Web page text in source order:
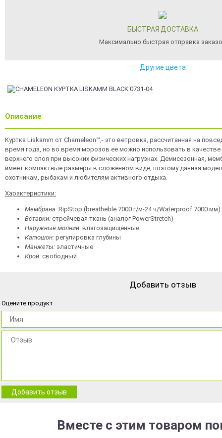
БЫСТРАЯ ДОСТАВКА
Максимально быстрая отправка
Другие цвета
Описание
Куртка Liskamm от Chameleon™,- это ветровка, рассчитанная на
время года, но во время морозов ее можно использовать в
верхнего слоя при высоких физических нагрузках. Демисезонная,
имеет компактные размеры в сложенном виде, поэтому данная
охотникам, рыбакам и любителям активного отдыха.
Характеристики:
Мембрана: RipStop (breatheble 7000 г/м-24 ч/Waterproof 7000 мм)
Вставки: стрейчевая ткань (аналог PowerStretch)
Наружные молнии: влагозащищённые
Капюшон: регулировка глубины
Манжеты: эластичные
Крой: свободный
Добавить отзыв
Оцените продукт
Добавить отзыв
Вместе с этим товаром